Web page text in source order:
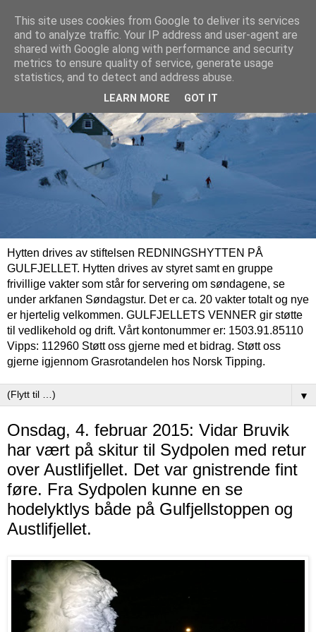
Hytten drives av stiftelsen REDNINGSHYTTEN PÅ
GULFJELLET. Hytten drives av styret samt en gruppe
frivillige vakter som står for servering om søndagene, se
under arkfanen Søndagstur. Det er ca. 20 vakter totalt og nye
er hjertelig velkommen. GULFJELLETS VENNER gir støtte
til vedlikehold og drift. Vårt kontonummer er: 1503.91.85110
Vipps: 112960 Støtt oss gjerne med et bidrag. Støtt oss
gjerne igjennom Grasrotandelen hos Norsk Tipping.
▼
Onsdag, 4. februar 2015: Vidar Bruvik
har vært på skitur til Sydpolen med retur
over Austlifjellet. Det var gnistrende fint
føre. Fra Sydpolen kunne en se
hodelyktlys både på Gulfjellstoppen og
Austlifjellet.
This site uses cookies from Google to deliver its services
and to analyze traffic. Your IP address and user-agent are
shared with Google along with performance and security
metrics to ensure quality of service, generate usage
statistics, and to detect and address abuse.
LEARN MORE GOT IT